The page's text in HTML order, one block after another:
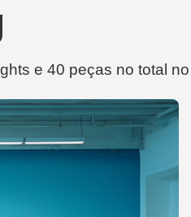
e 40 peças no total